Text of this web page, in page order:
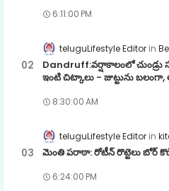
6:11:00 PM
teluguLifestyle Editor
Dandruff:వర్షాకాలంలో చుండ్రు
ఇంటి చిట్కాలు - జుట్టును
8:30:00 AM
teluguLifestyle Editor
మెంతి పరాఠా: రోటీన్ రొట్టెలు బోర్
6:24:00 PM